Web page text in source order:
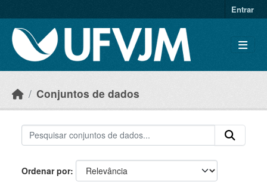
Entrar
Conjuntos de dados
Ordenar por